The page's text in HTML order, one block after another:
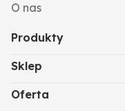
O nas
Produkty
Sklep
Oferta